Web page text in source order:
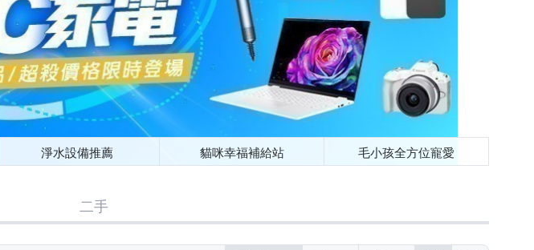
淨水設備推薦 貓咪幸福補給站 毛小孩全方位寵愛
二手